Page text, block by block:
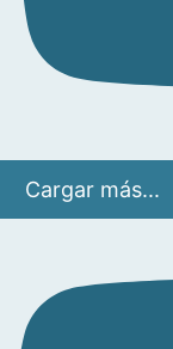
Cargar más...